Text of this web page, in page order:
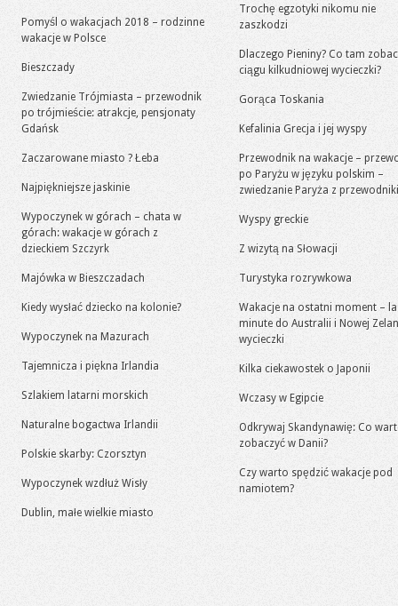
Pomyśl o wakacjach 2018 – rodzinne
wakacje w Polsce
Bieszczady
Zwiedzanie Trójmiasta – przewodnik
po trójmieście: atrakcje, pensjonaty
Gdańsk
Zaczarowane miasto ? Łeba
Najpiękniejsze jaskinie
Wypoczynek w górach – chata w
górach: wakacje w górach z
dzieckiem Szczyrk
Majówka w Bieszczadach
Kiedy wysłać dziecko na kolonie?
Wypoczynek na Mazurach
Tajemnicza i piękna Irlandia
Szlakiem latarni morskich
Naturalne bogactwa Irlandii
Polskie skarby: Czorsztyn
Wypoczynek wzdłuż Wisły
Dublin, małe wielkie miasto
Trochę egzotyki nikomu nie
zaszkodzi
Dlaczego Pieniny? Co tam
ciągu kilkudniowej wycieczki?
Gorąca Toskania
Kefalinia Grecja i jej wyspy
Przewodnik na wakacje –
po Paryżu w języku polskim –
zwiedzanie Paryża z
Wyspy greckie
Z wizytą na Słowacji
Turystyka rozrywkowa
Wakacje na ostatni moment –
minute do Australii i Nowej
wycieczki
Kilka ciekawostek o Japonii
Wczasy w Egipcie
Odkrywaj Skandynawię: Co
zobaczyć w Danii?
Czy warto spędzić wakacje pod
namiotem?